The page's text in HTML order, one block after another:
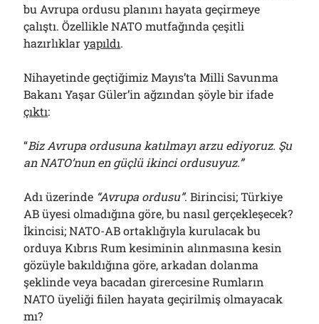
bu Avrupa ordusu planını hayata geçirmeye
çalıştı. Özellikle NATO mutfağında çeşitli
hazırlıklaryapıldı.
Nihayetinde geçtiğimiz Mayıs’ta Milli Savunma
Bakanı Yaşar Güler’in ağzından şöyle bir ifade
çıktı:
“Biz Avrupa ordusuna katılmayı arzu ediyoruz. Şu
an NATO’nun en güçlü ikinci ordusuyuz.”
Adı üzerinde “Avrupa ordusu”. Birincisi; Türkiye
AB üyesi olmadığına göre, bu nasıl gerçekleşecek?
İkincisi; NATO-AB ortaklığıyla kurulacak bu
orduya Kıbrıs Rum kesiminin alınmasına kesin
gözüyle bakıldığına göre, arkadan dolanma
şeklinde veya bacadan girercesine Rumların
NATO üyeliği fiilen hayata geçirilmiş olmayacak
mı?